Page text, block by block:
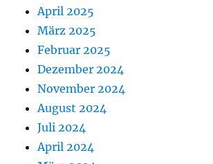
April 2025
März 2025
Februar 2025
Dezember 2024
November 2024
August 2024
Juli 2024
April 2024